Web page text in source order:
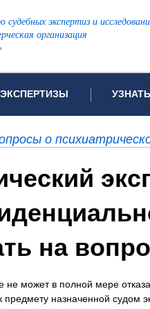
экспертиз и
организация
судов
ЭКСПЕРТИЗЫ
проводимых экспертиз
экспертиза
экспертиза
экспертиза
Частые
о
на
не может в полной мере
предмету назначенной